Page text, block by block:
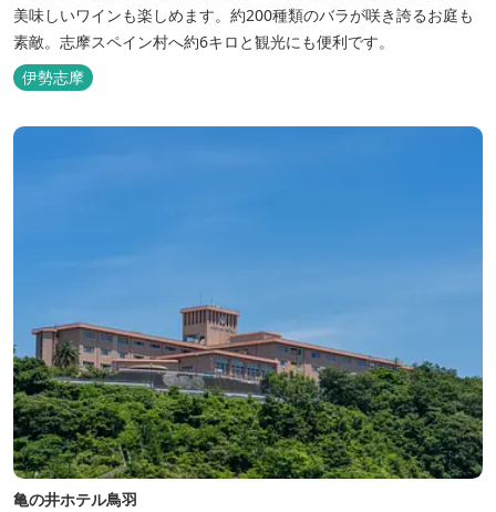
美味しいワインも楽しめます。約200種類のバラが咲き誇るお庭も
素敵。志摩スペイン村へ約6キロと観光にも便利です。
伊勢志摩
亀の井ホテル鳥羽